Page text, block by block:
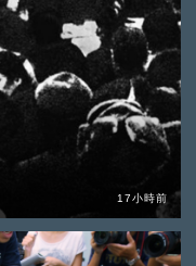
17小時前